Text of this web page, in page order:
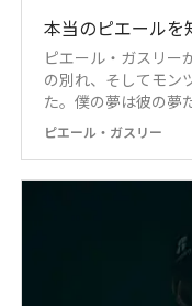
本当のピエールを
ピエール・ガスリー
の別れ、そしてモン
た。僕の夢は彼の夢
のだった"
ピエール・ガスリー